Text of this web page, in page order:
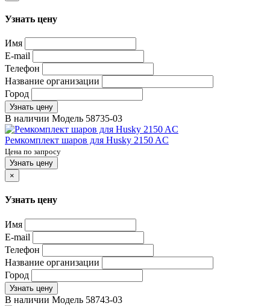
Узнать цену
Имя
E-mail
Телефон
Название организации
Город
Узнать цену
В наличии Модель 58735-03
Ремкомплект шаров для Husky 2150 AC
Цена по запросу
Узнать цену
×
Узнать цену
Имя
E-mail
Телефон
Название организации
Город
Узнать цену
В наличии Модель 58743-03